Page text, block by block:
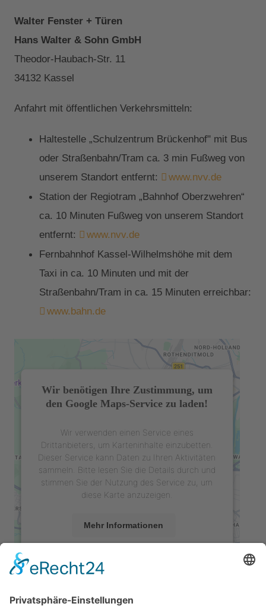
Walter Fenster + Türen
Hans Walter & Sohn GmbH
Theodor-Haubach-Str. 11
34132 Kassel
Anfahrt mit öffentlichen Verkehrsmitteln:
Haltestelle „Schulzentrum Brückenhof" mit Bus
oder Straßenbahn/Tram ca. 3 min Fußweg von
unserem Standort entfernt:
www.nvv.de
Station der Regiotram „Bahnhof Oberzwehren“
ca. 10 Minuten Fußweg von unserem Standort
entfernt:
www.nvv.de
Fernbahnhof Kassel-Wilhelmshöhe mit dem
Taxi in ca. 10 Minuten und mit der
Straßenbahn/Tram in ca. 15 Minuten erreichbar:
www.bahn.de
Wir benötigen Ihre Zustimmung, um
den Google Maps-Service zu laden!
Wir verwenden einen Service eines
Drittanbieters, um Karteninhalte einzubetten.
Dieser Service kann Daten zu Ihren Aktivitäten
sammeln. Bitte lesen Sie die Details durch und
stimmen Sie der Nutzung des Service zu, um
diese Karte anzuzeigen.
Mehr Informationen